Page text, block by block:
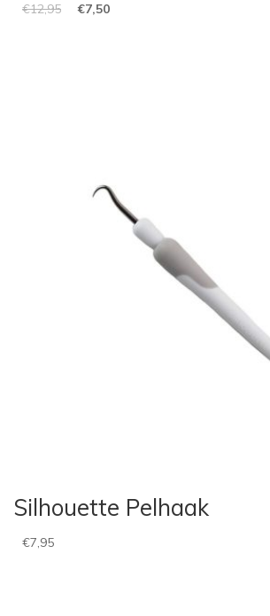
€12,95 €7,50
Silhouette Pelhaak
€7,95